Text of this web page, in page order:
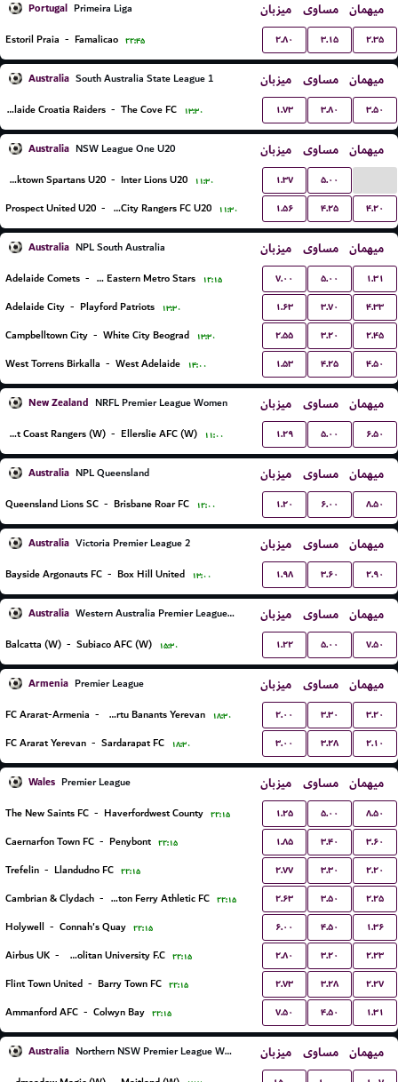
Portugal Primeira Liga میزبان مساوی میهمان
Estoril Praia - Famalicao ۲۲:۴۵ ۲.۸۰ ۳.۱۵ ۲.۳۵
Australia South Australia State League 1 میزبان مساوی میهمان
Adelaide Croatia Raiders - The Cove FC ۱۳:۳۰ ۱.۷۳ ۳.۸۰ ۳.۵۰
Australia NSW League One U20 میزبان مساوی میهمان
Blacktown Spartans U20 - Inter Lions U20 ۱۱:۳۰ ۱.۳۷ ۵.۰۰
Prospect United U20 - Western City Rangers FC U20 ۱۱:۳۰ ۱.۵۶ ۴.۲۵ ۴.۲۰
Australia NPL South Australia میزبان مساوی میهمان
Adelaide Comets - North Eastern Metro Stars ۱۲:۱۵ ۷.۰۰ ۵.۰۰ ۱.۳۱
Adelaide City - Playford Patriots ۱۳:۳۰ ۱.۶۳ ۳.۷۰ ۴.۳۳
Campbelltown City - White City Beograd ۱۳:۳۰ ۲.۵۵ ۳.۲۰ ۲.۴۵
West Torrens Birkalla - West Adelaide ۱۴:۰۰ ۱.۵۳ ۴.۲۵ ۴.۵۰
New Zealand NRFL Premier League Women میزبان مساوی میهمان
West Coast Rangers (W) - Ellerslie AFC (W) ۱۱:۰۰ ۱.۲۹ ۵.۰۰ ۶.۵۰
Australia NPL Queensland میزبان مساوی میهمان
Queensland Lions SC - Brisbane Roar FC ۱۲:۰۰ ۱.۲۰ ۶.۰۰ ۸.۵۰
Australia Victoria Premier League 2 میزبان مساوی میهمان
Bayside Argonauts FC - Box Hill United ۱۳:۰۰ ۱.۹۸ ۳.۶۰ ۲.۹۰
Australia Western Australia Premier League Women میزبان مساوی میهمان
Balcatta (W) - Subiaco AFC (W) ۱۵:۳۰ ۱.۲۲ ۵.۰۰ ۷.۵۰
Armenia Premier League میزبان مساوی میهمان
FC Ararat-Armenia - FC Urartu Banants Yerevan ۱۸:۳۰ ۲.۰۰ ۳.۳۰ ۳.۲۰
FC Ararat Yerevan - Sardarapat FC ۱۸:۳۰ ۳.۰۰ ۳.۲۸ ۲.۱۰
Wales Premier League میزبان مساوی میهمان
The New Saints FC - Haverfordwest County ۲۲:۱۵ ۱.۲۵ ۵.۰۰ ۸.۵۰
Caernarfon Town FC - Penybont ۲۲:۱۵ ۱.۸۵ ۳.۴۰ ۳.۶۰
Trefelin - Llandudno FC ۲۲:۱۵ ۲.۷۷ ۳.۳۰ ۲.۲۰
Cambrian & Clydach - Briton Ferry Athletic FC ۲۲:۱۵ ۲.۶۳ ۳.۵۰ ۲.۲۵
Holywell - Connah's Quay ۲۲:۱۵ ۶.۰۰ ۴.۵۰ ۱.۳۶
Airbus UK - Cardiff Metropolitan University F.C. ۲۲:۱۵ ۲.۸۰ ۳.۲۰ ۲.۲۳
Flint Town United - Barry Town FC ۲۲:۱۵ ۲.۷۳ ۳.۲۸ ۲.۲۷
Ammanford AFC - Colwyn Bay ۲۲:۱۵ ۷.۵۰ ۴.۵۰ ۱.۳۱
Australia Northern NSW Premier League Women میزبان مساوی میهمان